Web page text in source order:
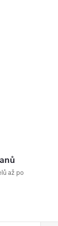
až po